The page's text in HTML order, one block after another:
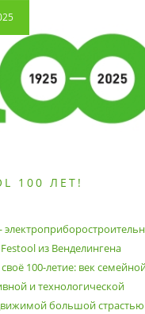
100 ЛЕТ!
из Венделингена
100-летие: век
и технологической
большой